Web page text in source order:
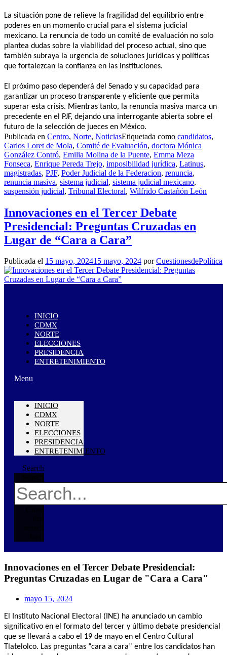
La situación pone de relieve la fragilidad del equilibrio entre
poderes en un momento crucial para el sistema judicial
mexicano. La renuncia de todo un comité de evaluación no solo
plantea dudas sobre la viabilidad del proceso actual, sino que
también subraya la urgencia de soluciones jurídicas y políticas
que fortalezcan la confianza en las instituciones.
El próximo paso dependerá del Senado y su capacidad para
garantizar un proceso transparente y eficiente que permita
superar esta crisis. Mientras tanto, la renuncia masiva marca un
precedente en el PJF, dejando una interrogante abierta sobre el
futuro de la selección de jueces en México.
Publicada en Centro, Norte, NoticiasEtiquetada como candidatos,
Carlos Loret de Mola, Comité de Evaluación, doctora Mónica
González Contró, Emilia Molina de la Puente, Emma Meza
Fonseca, Enrique Pereda Trejo, imposibilidad jurídica, Latinus,
magistradas, PJF, Poder Judicial de la Federacion, renuncia,
renuncia masiva, sistema judicial, sistema judicial mexicano,
suspensión judicial, Tribunal Electoral, Wilfrido Castañón León
Innovaciones en el Tercer Debate
Presidencial: Preguntas Cruzadas en
Lugar de “Cara a Cara”
Publicada el 15 mayo, 202415 mayo, 2024 porCuestionesdePolítica
INICIO
CDMX
NORTE
ELECCIONES
PRESIDENCIA
ENTRETENIMIENTO
Menu
INICIO
CDMX
NORTE
ELECCIONES
PRESIDENCIA
ENTRETENIMIENTO
Search
Innovaciones en el Tercer Debate Presidencial:
Preguntas Cruzadas en Lugar de "Cara a Cara"
mayo 15, 2024
El Instituto Nacional Electoral (INE) ha anunciado un cambio
significativo en el formato del tercer y último debate presidencial
que se llevará a cabo el 19 de mayo en el Centro Cultural
Tlatelolco. Las preguntas “cara a cara” entre los candidatos han